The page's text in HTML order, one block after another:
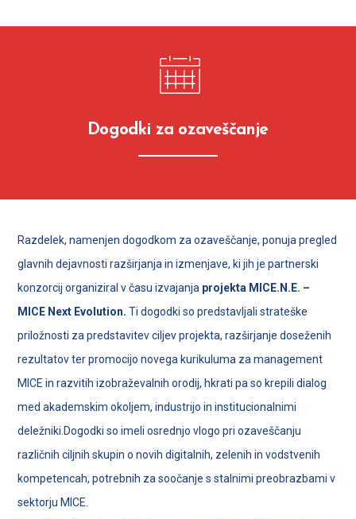
Dogodki za ozaveščanje
Razdelek, namenjen dogodkom za ozaveščanje, ponuja pregled
glavnih dejavnosti razširjanja in izmenjave, ki jih je partnerski
konzorcij organiziral v času izvajanja projekta MICE.N.E. –
MICE Next Evolution. Ti dogodki so predstavljali strateške
priložnosti za predstavitev ciljev projekta, razširjanje doseženih
rezultatov ter promocijo novega kurikuluma za management
MICE in razvitih izobraževalnih orodij, hkrati pa so krepili dialog
med akademskim okoljem, industrijo in institucionalnimi
deležniki.Dogodki so imeli osrednjo vlogo pri ozaveščanju
različnih ciljnih skupin o novih digitalnih, zelenih in vodstvenih
kompetencah, potrebnih za soočanje s stalnimi preobrazbami v
sektorju MICE.